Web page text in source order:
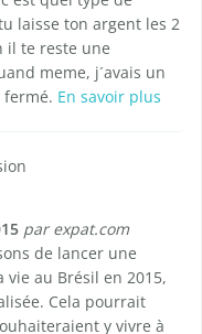
laisse ton argent les 2
il te reste une
meme, j´avais un
fermé. En savoir plus
par expat.com
de lancer une
au Brésil en 2015,
Cela pourrait
y vivre à